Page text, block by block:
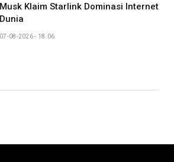
Musk Klaim Starlink Dominasi Internet
Dunia
07-08-2026 - 18.06